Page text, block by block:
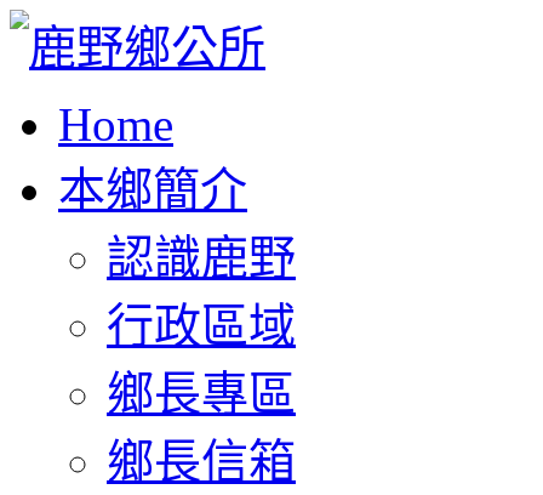
Home
本鄉簡介
認識鹿野
行政區域
鄉長專區
鄉長信箱